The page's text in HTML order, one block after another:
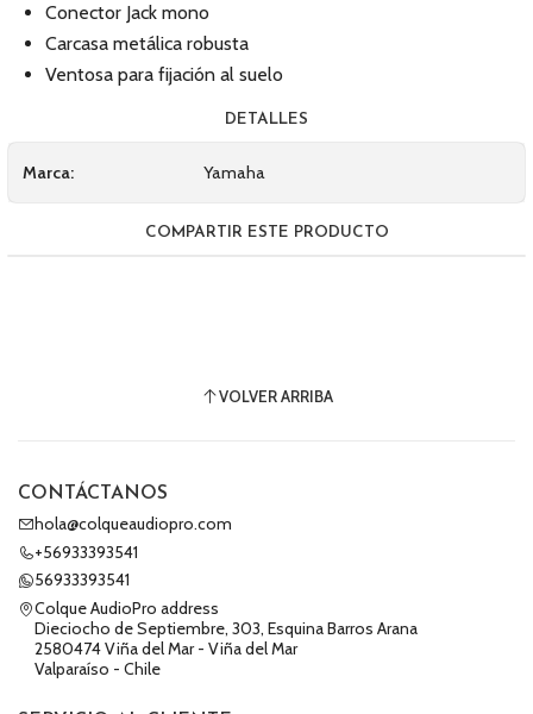
Conector Jack mono
Carcasa metálica robusta
Ventosa para fijación al suelo
DETALLES
Marca: Yamaha
COMPARTIR ESTE PRODUCTO
VOLVER ARRIBA
CONTÁCTANOS
hola@colqueaudiopro.com
+56933393541
56933393541
Colque AudioPro address
Dieciocho de Septiembre, 303, Esquina Barros Arana
2580474 Viña del Mar - Viña del Mar
Valparaíso - Chile